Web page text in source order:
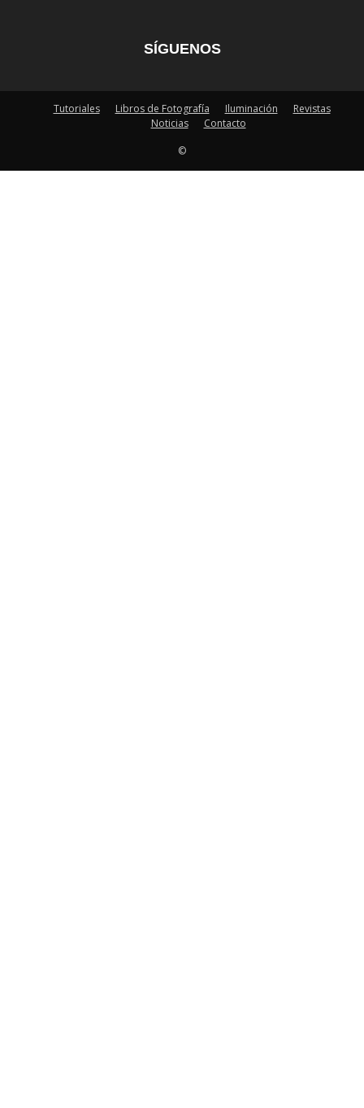
SÍGUENOS
Tutoriales Libros de Fotografía Iluminación
Revistas
Noticias
Contacto
©